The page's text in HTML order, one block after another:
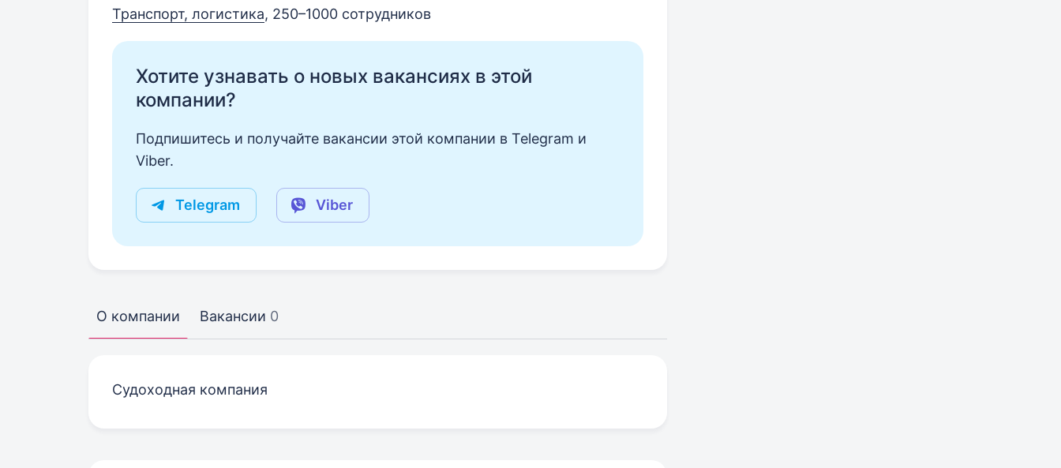
Транспорт, логистика, 250–1000 сотрудников
Хотите узнавать о новых вакансиях в этой
компании?
Подпишитесь и получайте вакансии этой компании в Telegram и
Viber.
Telegram Viber
О компании Вакансии 0
Судоходная компания